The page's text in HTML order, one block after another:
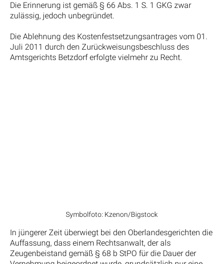
Die Erinnerung ist gemäß § 66 Abs. 1 S. 1 GKG zwar
zulässig, jedoch unbegründet.
Die Ablehnung des Kostenfestsetzungsantrages vom 01.
Juli 2011 durch den Zurückweisungsbeschluss des
Amtsgerichts Betzdorf erfolgte vielmehr zu Recht.
Symbolfoto: Kzenon/Bigstock
In jüngerer Zeit überwiegt bei den Oberlandesgerichten die
Auffassung, dass einem Rechtsanwalt, der als
Zeugenbeistand gemäß § 68 b StPO für die Dauer der